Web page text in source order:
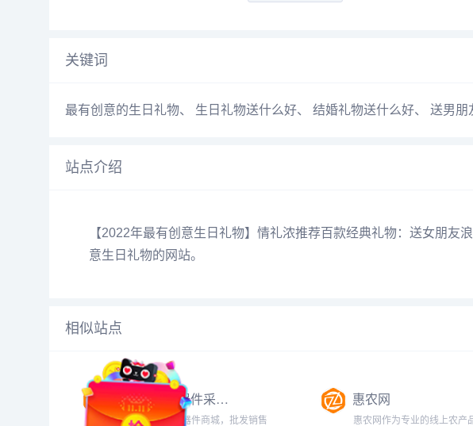
关键词
最有创意的生日礼物、 生日礼物送什么好、 结婚礼物送什么好、 送男朋
站点介绍
【2022年最有创意生日礼物】情礼浓推荐百款经典礼物：送女朋
意生日礼物的网站。
相似站点
晨欣电子元器件采购商城
深圳晨欣电子元器件商城，批发销售
惠农网
惠农网作为专业的线上农产